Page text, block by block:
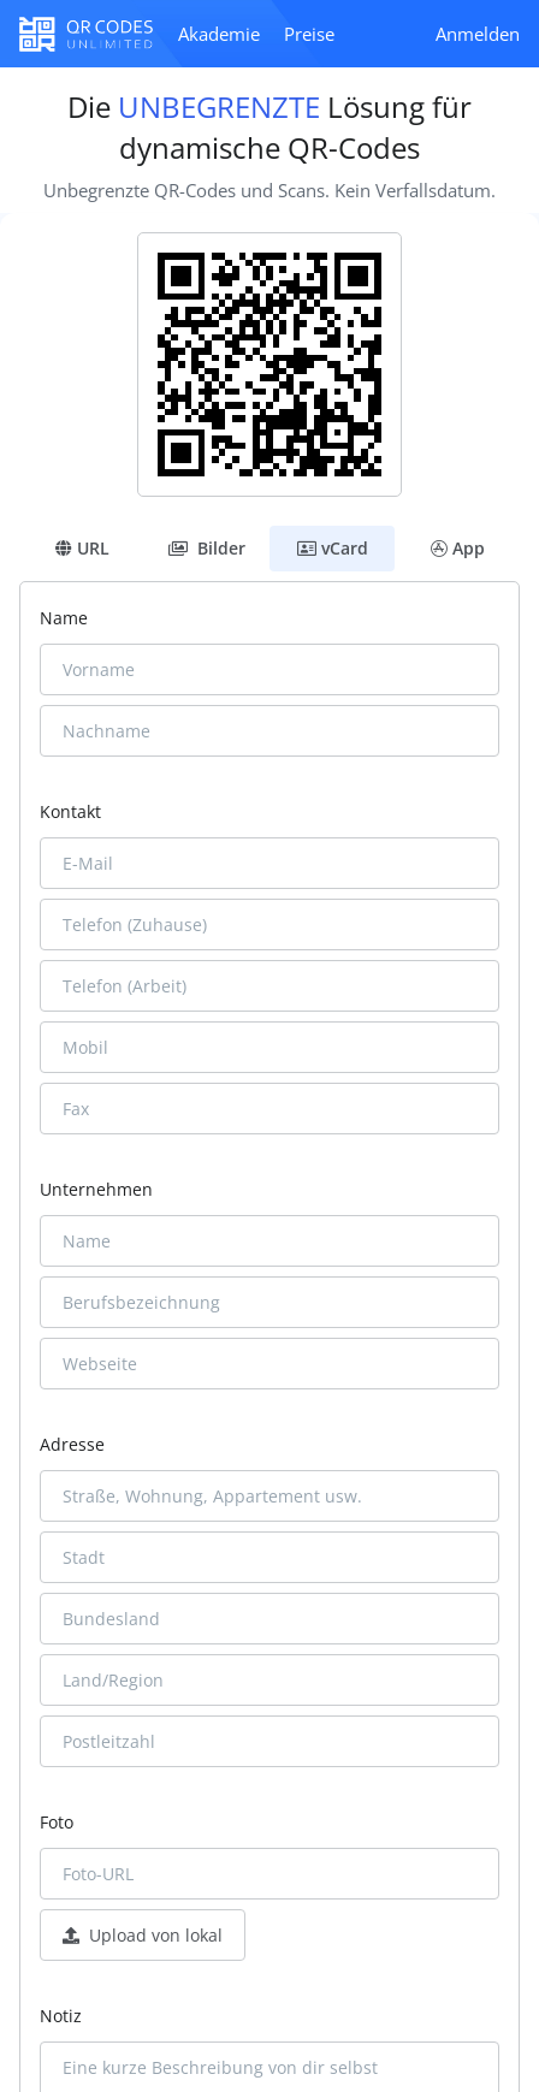
Akademie Preise Anmelden
Die UNBEGRENZTE Lösung für
dynamische QR-Codes
Unbegrenzte QR-Codes und Scans. Kein Verfallsdatum.
URL Bilder vCard App
Name
Kontakt
Unternehmen
Adresse
Foto
Upload von lokal
Notiz